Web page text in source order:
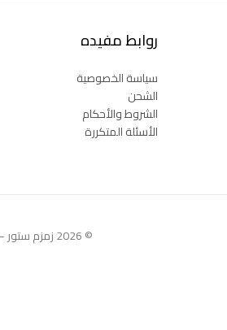
روابط مفيده
سياسة الخصوصية
الشحن
الشروط والأحكام
الأسئلة المتكررة
© 2026 زمزم ستور – جميع الحقوق محفوظه